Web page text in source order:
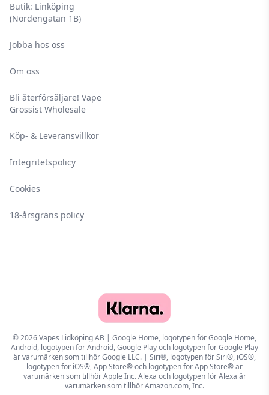
Butik: Linköping
(Nordengatan 1B)
Jobba hos oss
Om oss
Bli återförsäljare! Vape
Grossist Wholesale
Köp- & Leveransvillkor
Integritetspolicy
Cookies
18-årsgräns policy
© 2026 Vapes Lidköping AB | Google Home, logotypen för Google Home,
Android, logotypen för Android, Google Play och logotypen för Google Play
är varumärken som tillhör Google LLC. | Siri®, logotypen för Siri®, iOS®,
logotypen för iOS®, App Store® och logotypen för App Store® är
varumärken som tillhör Apple Inc. Alexa och logotypen för Alexa är
varumärken som tillhör Amazon.com, Inc.